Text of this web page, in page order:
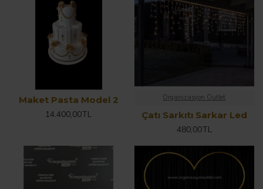
Maket Pasta Model 2
14.400,00TL
Organizasyon Outlet
Çatı Sarkıtı Sarkar Led
480,00TL